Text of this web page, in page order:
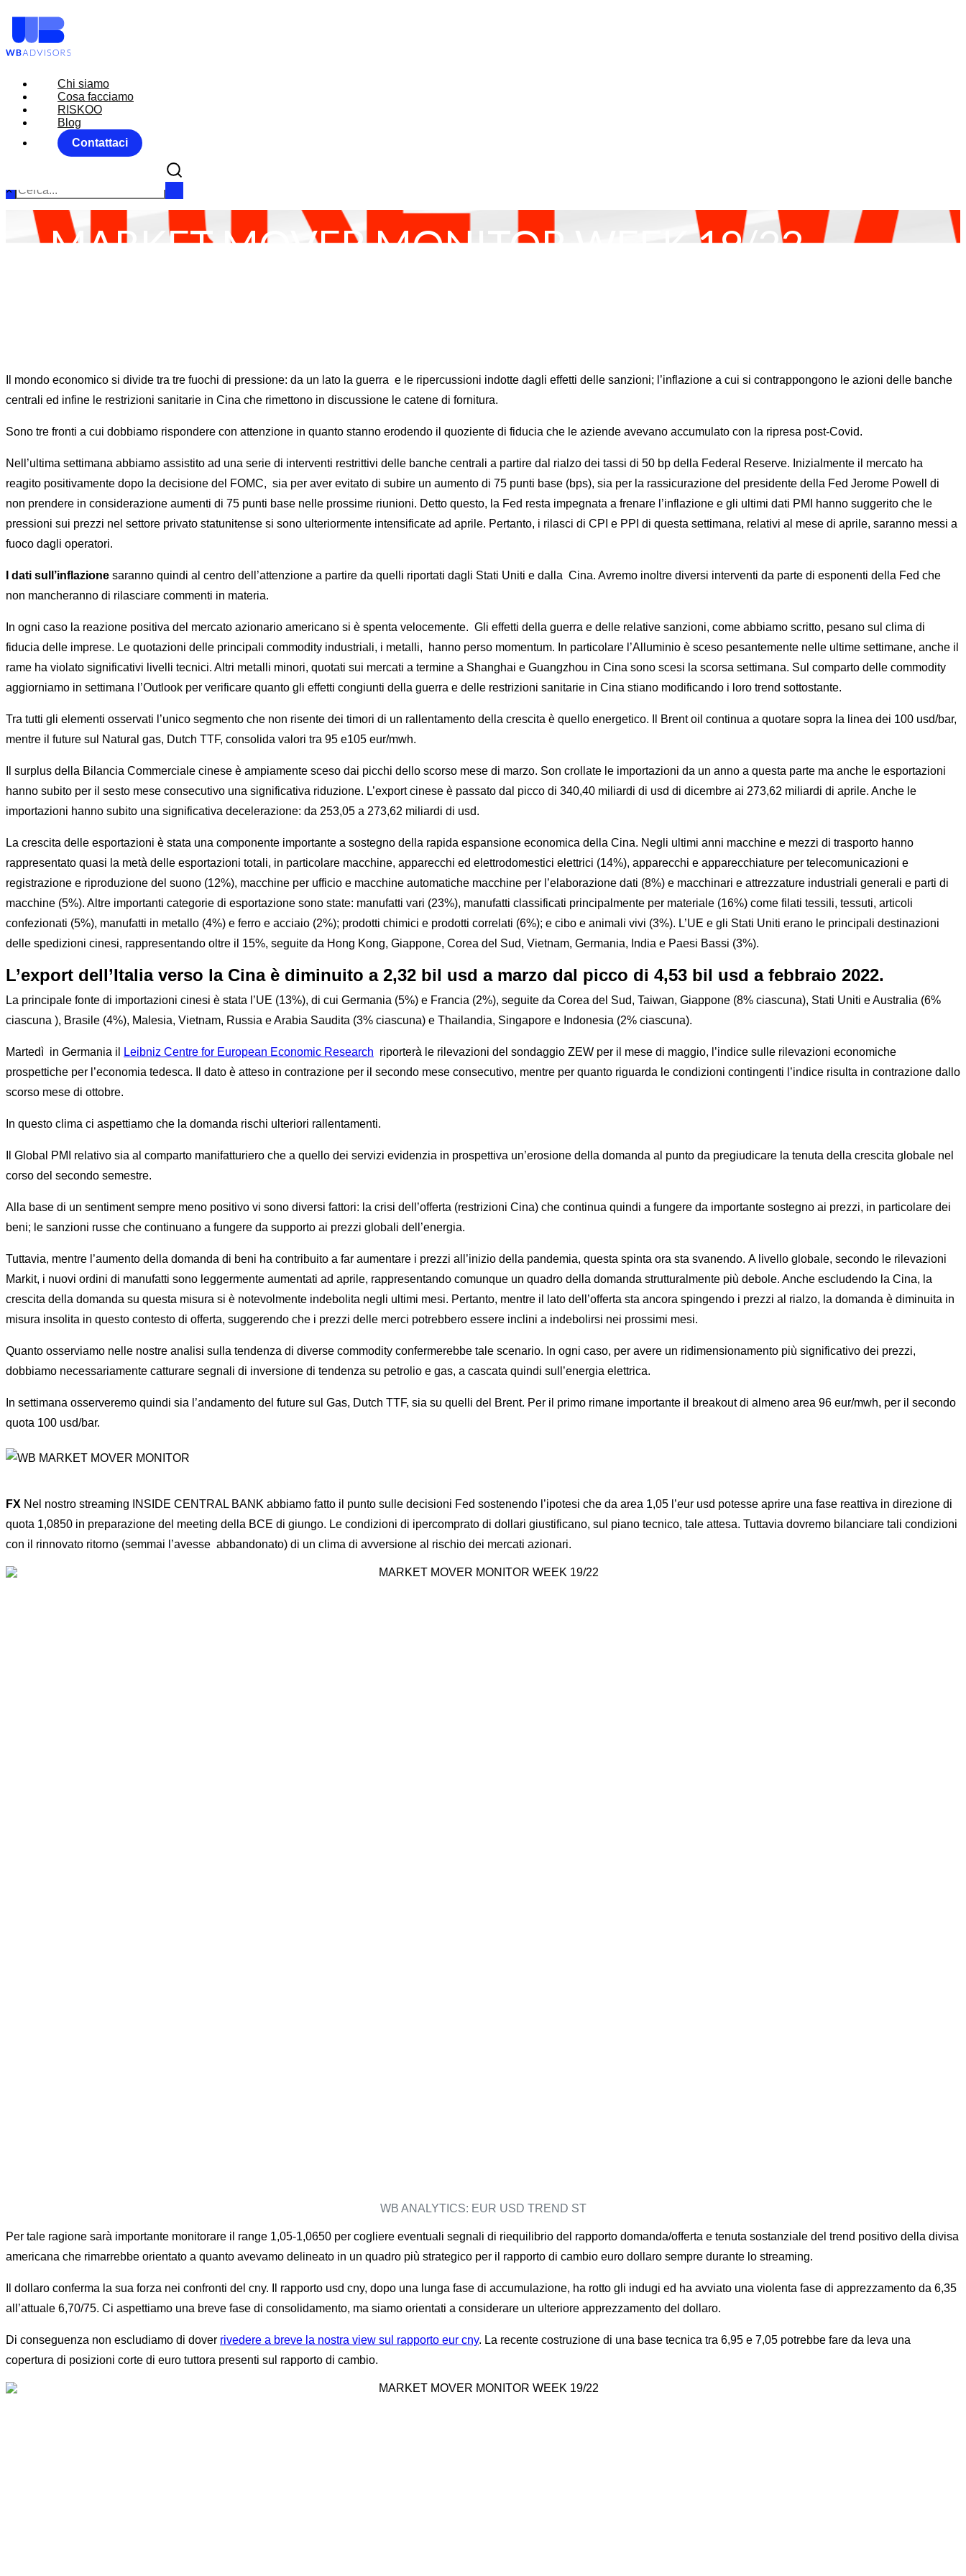
Chi siamo
Cosa facciamo
RISKOO
Blog
Contattaci
Chi siamo
Cosa facciamo
RISKOO
Blog
Contattaci
×
MARKET MOVER MONITOR WEEK 19/22
Il mondo economico si divide tra tre fuochi di pressione: da un lato la guerra e le ripercussioni indotte dagli effetti delle sanzioni; l’inflazione a cui si contrappongono le azioni delle banche
centrali ed infine le restrizioni sanitarie in Cina che rimettono in discussione le catene di fornitura.
Sono tre fronti a cui dobbiamo rispondere con attenzione in quanto stanno erodendo il quoziente di fiducia che le aziende avevano accumulato con la ripresa post-Covid.
Nell’ultima settimana abbiamo assistito ad una serie di interventi restrittivi delle banche centrali a partire dal rialzo dei tassi di 50 bp della Federal Reserve. Inizialmente il mercato ha
reagito positivamente dopo la decisione del FOMC, sia per aver evitato di subire un aumento di 75 punti base (bps), sia per la rassicurazione del presidente della Fed Jerome Powell di
non prendere in considerazione aumenti di 75 punti base nelle prossime riunioni. Detto questo, la Fed resta impegnata a frenare l’inflazione e gli ultimi dati PMI hanno suggerito che le
pressioni sui prezzi nel settore privato statunitense si sono ulteriormente intensificate ad aprile. Pertanto, i rilasci di CPI e PPI di questa settimana, relativi al mese di aprile, saranno messi a
fuoco dagli operatori.
I dati sull’inflazione saranno quindi al centro dell’attenzione a partire da quelli riportati dagli Stati Uniti e dalla Cina. Avremo inoltre diversi interventi da parte di esponenti della Fed che
non mancheranno di rilasciare commenti in materia.
In ogni caso la reazione positiva del mercato azionario americano si è spenta velocemente. Gli effetti della guerra e delle relative sanzioni, come abbiamo scritto, pesano sul clima di
fiducia delle imprese. Le quotazioni delle principali commodity industriali, i metalli, hanno perso momentum. In particolare l’Alluminio è sceso pesantemente nelle ultime settimane, anche il
rame ha violato significativi livelli tecnici. Altri metalli minori, quotati sui mercati a termine a Shanghai e Guangzhou in Cina sono scesi la scorsa settimana. Sul comparto delle commodity
aggiorniamo in settimana l’Outlook per verificare quanto gli effetti congiunti della guerra e delle restrizioni sanitarie in Cina stiano modificando i loro trend sottostante.
Tra tutti gli elementi osservati l’unico segmento che non risente dei timori di un rallentamento della crescita è quello energetico. Il Brent oil continua a quotare sopra la linea dei 100 usd/bar,
mentre il future sul Natural gas, Dutch TTF, consolida valori tra 95 e105 eur/mwh.
Il surplus della Bilancia Commerciale cinese è ampiamente sceso dai picchi dello scorso mese di marzo. Son crollate le importazioni da un anno a questa parte ma anche le esportazioni
hanno subito per il sesto mese consecutivo una significativa riduzione. L’export cinese è passato dal picco di 340,40 miliardi di usd di dicembre ai 273,62 miliardi di aprile. Anche le
importazioni hanno subito una significativa decelerazione: da 253,05 a 273,62 miliardi di usd.
La crescita delle esportazioni è stata una componente importante a sostegno della rapida espansione economica della Cina. Negli ultimi anni macchine e mezzi di trasporto hanno
rappresentato quasi la metà delle esportazioni totali, in particolare macchine, apparecchi ed elettrodomestici elettrici (14%), apparecchi e apparecchiature per telecomunicazioni e
registrazione e riproduzione del suono (12%), macchine per ufficio e macchine automatiche macchine per l’elaborazione dati (8%) e macchinari e attrezzature industriali generali e parti di
macchine (5%). Altre importanti categorie di esportazione sono state: manufatti vari (23%), manufatti classificati principalmente per materiale (16%) come filati tessili, tessuti, articoli
confezionati (5%), manufatti in metallo (4%) e ferro e acciaio (2%); prodotti chimici e prodotti correlati (6%); e cibo e animali vivi (3%). L’UE e gli Stati Uniti erano le principali destinazioni
delle spedizioni cinesi, rappresentando oltre il 15%, seguite da Hong Kong, Giappone, Corea del Sud, Vietnam, Germania, India e Paesi Bassi (3%).
L’export dell’Italia verso la Cina è diminuito a 2,32 bil usd a marzo dal picco di 4,53 bil usd a febbraio 2022.
La principale fonte di importazioni cinesi è stata l’UE (13%), di cui Germania (5%) e Francia (2%), seguite da Corea del Sud, Taiwan, Giappone (8% ciascuna), Stati Uniti e Australia (6%
ciascuna ), Brasile (4%), Malesia, Vietnam, Russia e Arabia Saudita (3% ciascuna) e Thailandia, Singapore e Indonesia (2% ciascuna).
Martedì in Germania il Leibniz Centre for European Economic Research riporterà le rilevazioni del sondaggio ZEW per il mese di maggio, l’indice sulle rilevazioni economiche
prospettiche per l’economia tedesca. Il dato è atteso in contrazione per il secondo mese consecutivo, mentre per quanto riguarda le condizioni contingenti l’indice risulta in contrazione dallo
scorso mese di ottobre.
In questo clima ci aspettiamo che la domanda rischi ulteriori rallentamenti.
Il Global PMI relativo sia al comparto manifatturiero che a quello dei servizi evidenzia in prospettiva un’erosione della domanda al punto da pregiudicare la tenuta della crescita globale nel
corso del secondo semestre.
Alla base di un sentiment sempre meno positivo vi sono diversi fattori: la crisi dell’offerta (restrizioni Cina) che continua quindi a fungere da importante sostegno ai prezzi, in particolare dei
beni; le sanzioni russe che continuano a fungere da supporto ai prezzi globali dell’energia.
Tuttavia, mentre l’aumento della domanda di beni ha contribuito a far aumentare i prezzi all’inizio della pandemia, questa spinta ora sta svanendo. A livello globale, secondo le rilevazioni
Markit, i nuovi ordini di manufatti sono leggermente aumentati ad aprile, rappresentando comunque un quadro della domanda strutturalmente più debole. Anche escludendo la Cina, la
crescita della domanda su questa misura si è notevolmente indebolita negli ultimi mesi. Pertanto, mentre il lato dell’offerta sta ancora spingendo i prezzi al rialzo, la domanda è diminuita in
misura insolita in questo contesto di offerta, suggerendo che i prezzi delle merci potrebbero essere inclini a indebolirsi nei prossimi mesi.
Quanto osserviamo nelle nostre analisi sulla tendenza di diverse commodity confermerebbe tale scenario. In ogni caso, per avere un ridimensionamento più significativo dei prezzi,
dobbiamo necessariamente catturare segnali di inversione di tendenza su petrolio e gas, a cascata quindi sull’energia elettrica.
In settimana osserveremo quindi sia l’andamento del future sul Gas, Dutch TTF, sia su quelli del Brent. Per il primo rimane importante il breakout di almeno area 96 eur/mwh, per il secondo
quota 100 usd/bar.
FX Nel nostro streaming INSIDE CENTRAL BANK abbiamo fatto il punto sulle decisioni Fed sostenendo l’ipotesi che da area 1,05 l’eur usd potesse aprire una fase reattiva in direzione di
quota 1,0850 in preparazione del meeting della BCE di giungo. Le condizioni di ipercomprato di dollari giustificano, sul piano tecnico, tale attesa. Tuttavia dovremo bilanciare tali condizioni
con il rinnovato ritorno (semmai l’avesse abbandonato) di un clima di avversione al rischio dei mercati azionari.
WB ANALYTICS: EUR USD TREND ST
Per tale ragione sarà importante monitorare il range 1,05-1,0650 per cogliere eventuali segnali di riequilibrio del rapporto domanda/offerta e tenuta sostanziale del trend positivo della divisa
americana che rimarrebbe orientato a quanto avevamo delineato in un quadro più strategico per il rapporto di cambio euro dollaro sempre durante lo streaming.
Il dollaro conferma la sua forza nei confronti del cny. Il rapporto usd cny, dopo una lunga fase di accumulazione, ha rotto gli indugi ed ha avviato una violenta fase di apprezzamento da 6,35
all’attuale 6,70/75. Ci aspettiamo una breve fase di consolidamento, ma siamo orientati a considerare un ulteriore apprezzamento del dollaro.
Di conseguenza non escludiamo di dover rivedere a breve la nostra view sul rapporto eur cny. La recente costruzione di una base tecnica tra 6,95 e 7,05 potrebbe fare da leva una
copertura di posizioni corte di euro tuttora presenti sul rapporto di cambio.